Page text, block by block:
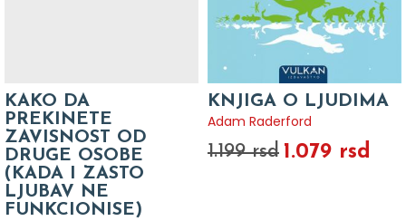
KAKO DA
PREKINETE
ZAVISNOST OD
DRUGE OSOBE
(KADA I ZASTO
LJUBAV NE
FUNKCIONISE)
KNJIGA O LJUDIMA
Adam Raderford
1.199 rsd 1.079 rsd